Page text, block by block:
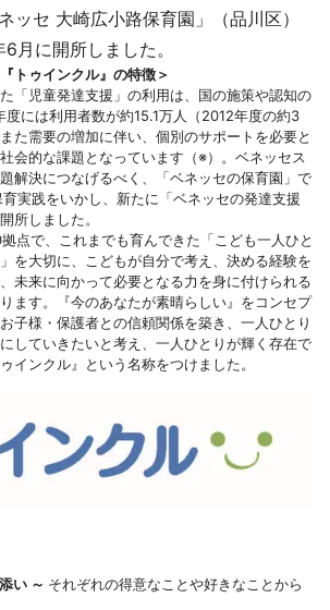
ッセ 大崎広小路保育園」（品川区）
月に開所しました。
トゥインクル』の特徴＞
「児童発達支援」の利用は、国の施策や認知の
には利用者数が約15.1万人（2012年度の約3
た需要の増加に伴い、個別のサポートを必要と
会的な課題となっています（※）。ベネッセス
解決につなげるべく、「ベネッセの保育園」で
実践をいかし、新たに「ベネッセの発達支援
所しました。
点で、これまでも育んできた「こども一人ひと
を大切に、こどもが自分で考え、決める経験を
未来に向かって必要となる力を身に付けられる
ます。『今のあなたが素晴らしい』をコンセプ
子様・保護者との信頼関係を築き、一人ひとり
していきたいと考え、一人ひとりが輝く存在で
インクル』という名称をつけました。
い ～ それぞれの得意なことや好きなことから